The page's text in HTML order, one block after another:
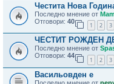
Честита Нова
Последно мнение от
Отговори: 40
1 2 3
ЧЕСТИТ РОЖДЕН
Последно мнение от
Отговори: 44
1 2 3
Васильовден е